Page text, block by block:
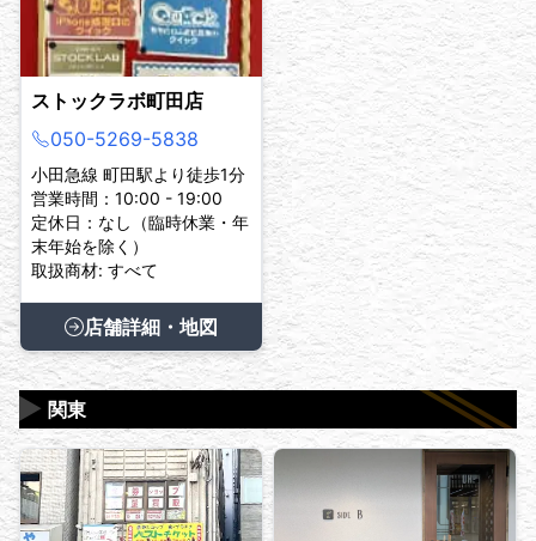
ストックラボ町田店
050-5269-5838
小田急線 町田駅より徒歩1分
営業時間：10:00 - 19:00
定休日：なし（臨時休業・年
末年始を除く）
取扱商材: すべて
店舗詳細・地図
関東
▶